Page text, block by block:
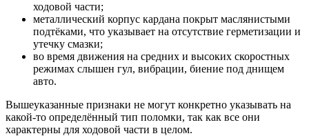
ходовой части;
металлический корпус кардана покрыт маслянистыми
подтёками, что указывает на отсутствие герметизации и
утечку смазки;
во время движения на средних и высоких скоростных
режимах слышен гул, вибрации, биение под днищем
авто.
Вышеуказанные признаки не могут конкретно указывать на
какой-то определённый тип поломки, так как все они
характерны для ходовой части в целом.